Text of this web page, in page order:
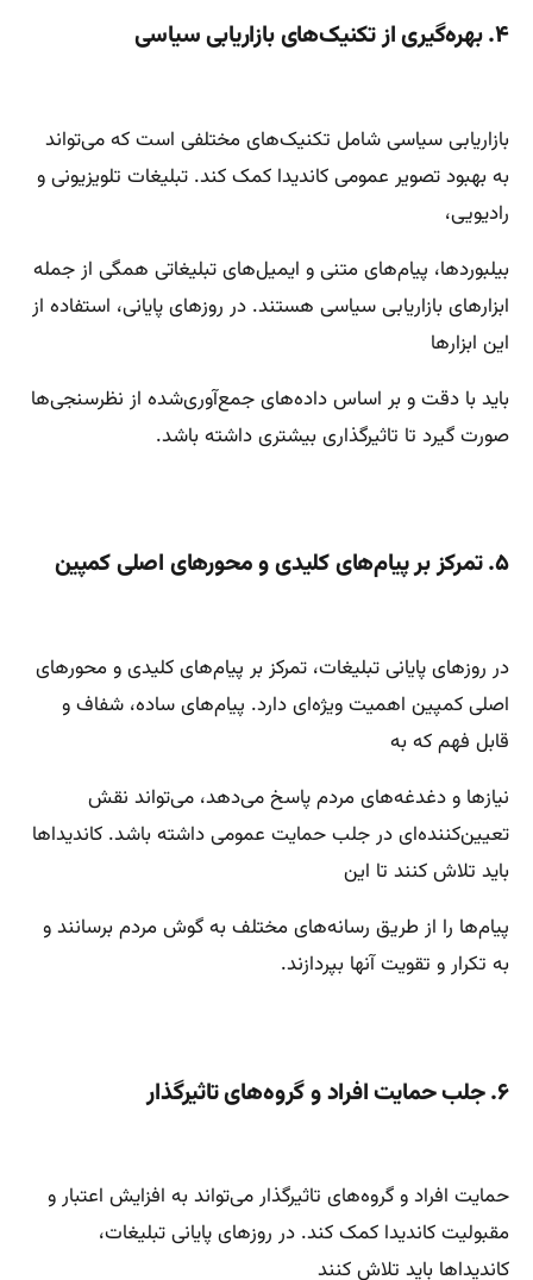
۴. بهره‌گیری از تکنیک‌های بازاریابی سیاسی
بازاریابی سیاسی شامل تکنیک‌های مختلفی است که می‌تواند
به بهبود تصویر عمومی کاندیدا کمک کند. تبلیغات تلویزیونی و
رادیویی،
بیلبوردها، پیام‌های متنی و ایمیل‌های تبلیغاتی همگی از جمله
ابزارهای بازاریابی سیاسی هستند. در روزهای پایانی، استفاده از
این ابزارها
باید با دقت و بر اساس داده‌های جمع‌آوری‌شده از نظرسنجی‌ها
صورت گیرد تا تاثیرگذاری بیشتری داشته باشد.
۵. تمرکز بر پیام‌های کلیدی و محورهای اصلی کمپین
در روزهای پایانی تبلیغات، تمرکز بر پیام‌های کلیدی و محورهای
اصلی کمپین اهمیت ویژه‌ای دارد. پیام‌های ساده، شفاف و
قابل فهم که به
نیازها و دغدغه‌های مردم پاسخ می‌دهد، می‌تواند نقش
تعیین‌کننده‌ای در جلب حمایت عمومی داشته باشد. کاندیداها
باید تلاش کنند تا این
پیام‌ها را از طریق رسانه‌های مختلف به گوش مردم برسانند و
به تکرار و تقویت آنها بپردازند.
۶. جلب حمایت افراد و گروه‌های تاثیرگذار
حمایت افراد و گروه‌های تاثیرگذار می‌تواند به افزایش اعتبار و
مقبولیت کاندیدا کمک کند. در روزهای پایانی تبلیغات،
کاندیداها باید تلاش کنند